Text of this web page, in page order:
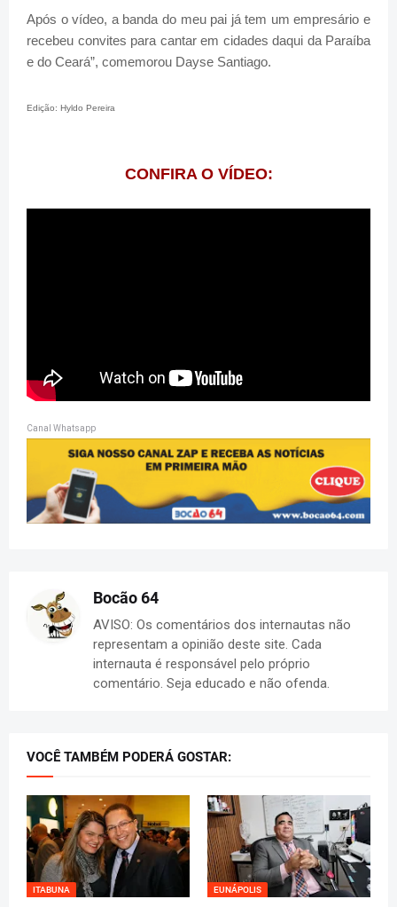
Após o vídeo, a banda do meu pai já tem um empresário e
recebeu convites para cantar em cidades daqui da Paraíba
e do Ceará”, comemorou Dayse Santiago.
Edição: Hyldo Pereira
CONFIRA O VÍDEO:
Canal Whatsapp
Bocão 64
AVISO: Os comentários dos internautas não
representam a opinião deste site. Cada
internauta é responsável pelo próprio
comentário. Seja educado e não ofenda.
VOCÊ TAMBÉM PODERÁ GOSTAR:
ITABUNA EUNÁPOLIS